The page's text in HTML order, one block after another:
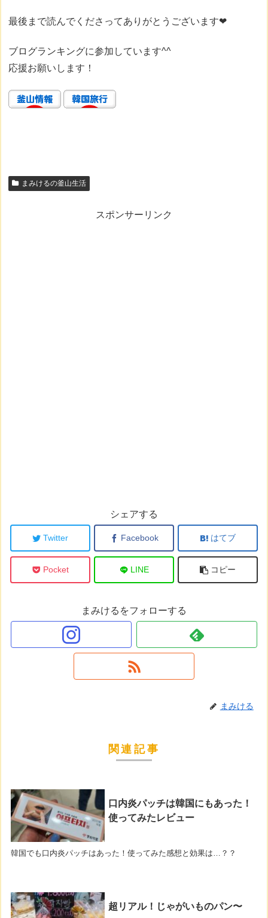
最後まで読んでくださってありがとうございます❤
ブログランキングに参加しています^^
応援お願いします！
まみけるの釜山生活
スポンサーリンク
シェアする
Twitter Facebook はてブ
Pocket LINE コピー
まみけるをフォローする
まみける
関連記事
口内炎パッチは韓国にもあった！
使ってみたレビュー
韓国でも口内炎パッチはあった！使ってみた感想と効果は…？？
超リアル！じゃがいものパン〜